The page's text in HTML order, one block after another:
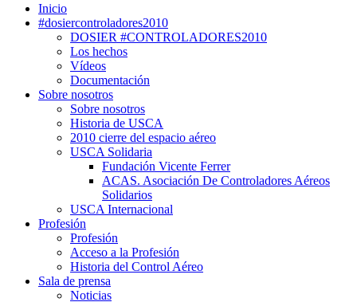
Inicio
#dosiercontroladores2010
DOSIER #CONTROLADORES2010
Los hechos
Vídeos
Documentación
Sobre nosotros
Sobre nosotros
Historia de USCA
2010 cierre del espacio aéreo
USCA Solidaria
Fundación Vicente Ferrer
ACAS. Asociación De Controladores Aéreos
Solidarios
USCA Internacional
Profesión
Profesión
Acceso a la Profesión
Historia del Control Aéreo
Sala de prensa
Noticias